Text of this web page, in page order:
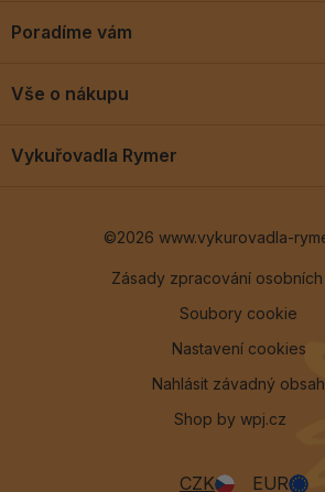
Poradíme vám
Blog
Vše o nákupu
Vykuřovadla Rymer
©2026 www.vykurovadla-
Zásady zpracování osobních
Soubory cookie
Nastavení cookies
Nahlásit závadný obsah
Shop by wpj.cz
CZK EUR